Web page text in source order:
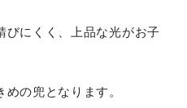
びにくく、上品な光がお子
の兜となります。